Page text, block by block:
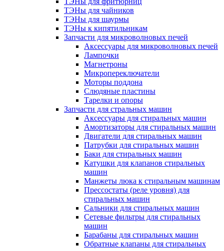
ТЭНы для чайников
ТЭНы для шаурмы
ТЭНы к кипятильникам
Запчасти для микроволновых печей
Аксессуары для микроволновых печей
Лампочки
Магнетроны
Микропереключатели
Моторы поддона
Слюдяные пластины
Тарелки и опоры
Запчасти для стральных машин
Аксессуары для стиральных машин
Амортизаторы для стиральных машин
Двигатели для стиральных машин
Патрубки для стиральных машин
Баки для стиральных машин
Катушки для клапанов стиральных
машин
Манжеты люка к стиральным машинам
Прессостаты (реле уровня) для
стиральных машин
Сальники для стиральных машин
Сетевые фильтры для стиральных
машин
Барабаны для стиральных машин
Обратные клапаны для стиральных